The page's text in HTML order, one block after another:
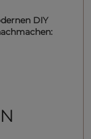
DIY